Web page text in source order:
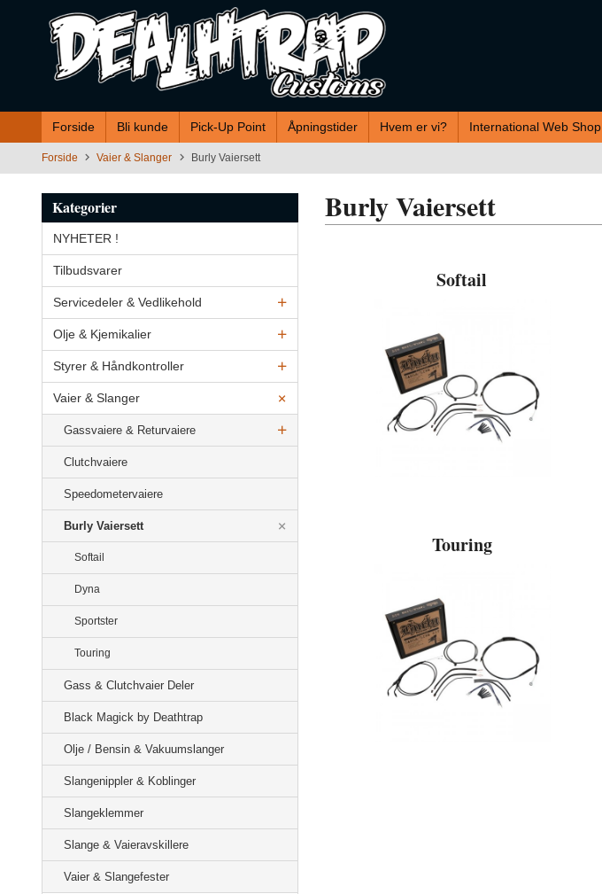
innholdet
Forside Bli kunde Pick-Up Point Åpningstider Hvem er vi? International Web Shop
Forside Vaier & Slanger Burly Vaiersett
Kategorier
NYHETER !
Tilbudsvarer
Servicedeler & Vedlikehold
Olje & Kjemikalier
Styrer & Håndkontroller
Vaier & Slanger
Gassvaiere & Returvaiere
Clutchvaiere
Speedometervaiere
Burly Vaiersett
Softail
Dyna
Sportster
Touring
Gass & Clutchvaier Deler
Black Magick by Deathtrap
Olje / Bensin & Vakuumslanger
Slangenippler & Koblinger
Slangeklemmer
Slange & Vaieravskillere
Vaier & Slangefester
Burly Vaiersett
Softail
Touring